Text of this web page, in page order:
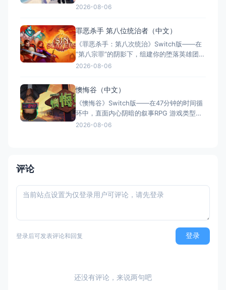
历代5000+角色的热血盛宴 游戏类型：角色
的胜利之路（官方简体中文定名） 港台名
称：閃電十一人 英雄們的勝
2026-08-06
罪恶杀手 第八位统治者（中文）
《罪恶杀手：第八次统治》Switch版——在
“第八宗罪”的阴影下，组建你的堕落英雄团，
在罪恶与救赎间抉择 游戏类型：角色扮演类
/ 罪恶杀手：第八位统治者（官方简体中文定
名） 港台名称：罪孽
2026-08-06
懊悔谷（中文）
《懊悔谷》Switch版——在47分钟的时间循
环中，直面内心阴暗的叙事RPG 游戏类型：
角色扮演类（叙事RPG × 等距视角 × 心理惊
2026-08-06
评论
登录后可发表评论和回复 登录
还没有评论，来说两句吧